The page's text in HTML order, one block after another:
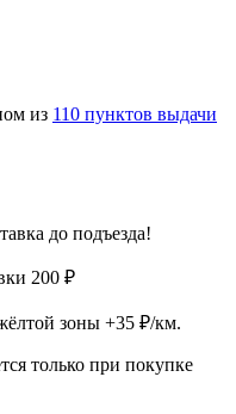
из 110 пунктов выдачи
до подъезда!
200 ₽
зоны +35 ₽/км.
только при покупке